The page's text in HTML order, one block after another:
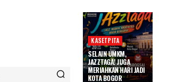
KASETPITA
SELAIN UMKM,
JAZZTAGA! JUGA
MERIAHKAN HARI JADI
KOTA BOGOR